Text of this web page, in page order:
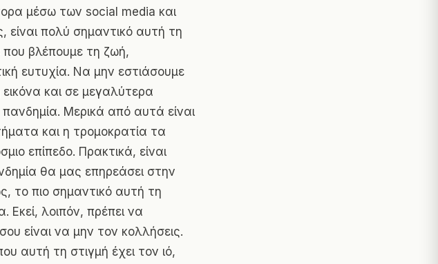
μέσω των social media και
είναι πολύ σημαντικό αυτή τη
που βλέπουμε τη ζωή,
ευτυχία. Να μην εστιάσουμε
και σε μεγαλύτερα
Μερικά από αυτά είναι
και η τρομοκρατία τα
επίπεδο. Πρακτικά, είναι
θα μας επηρεάσει στην
το πιο σημαντικό αυτή τη
Εκεί, λοιπόν, πρέπει να
είναι να μην τον κολλήσεις.
αυτή τη στιγμή έχει τον ιό,